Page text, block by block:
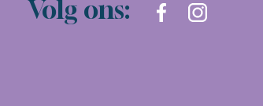
Volg ons: